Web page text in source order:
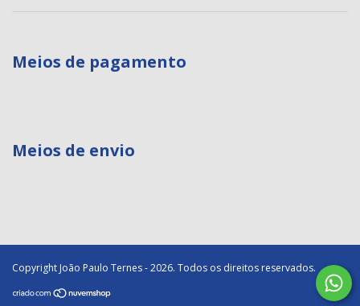
Meios de pagamento
Meios de envio
Copyright João Paulo Ternes - 2026. Todos os direitos reservados.